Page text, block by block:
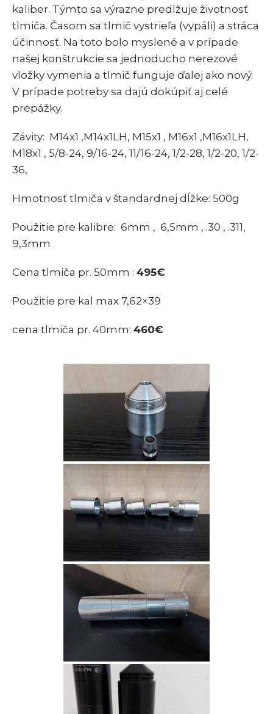
kaliber. Týmto sa výrazne predlžuje životnosť
tlmiča. Časom sa tlmič vystrieľa (vypáli) a stráca
účinnosť. Na toto bolo myslené a v prípade
našej konštrukcie sa jednoducho nerezové
vložky vymenia a tlmič funguje ďalej ako nový.
V prípade potreby sa dajú dokúpiť aj celé
prepážky.
Závity: M14x1 ,M14x1LH, M15x1 , M16x1 ,M16x1LH,
M18x1 , 5/8-24, 9/16-24, 11/16-24, 1/2-28, 1/2-20, 1/2-
36,
Hmotnosť tlmiča v štandardnej dĺžke: 500g
Použitie pre kalibre: 6mm , 6,5mm , .30 , .311,
9,3mm
Cena tlmiča pr. 50mm : 495€
Použitie pre kal max 7,62×39
cena tlmiča pr. 40mm: 460€